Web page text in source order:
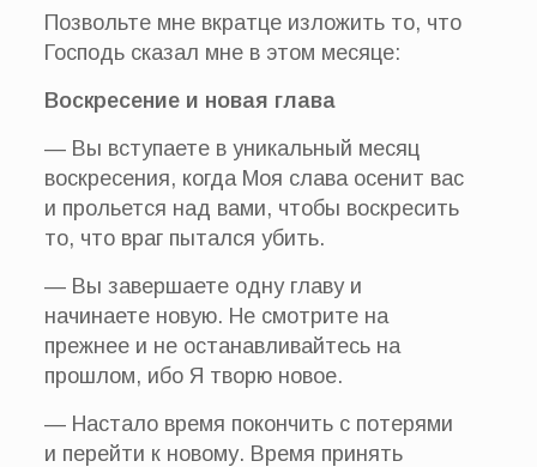
Позвольте мне вкратце изложить то, что
Господь сказал мне в этом месяце:
Воскресение и новая глава
— Вы вступаете в уникальный месяц
воскресения, когда Моя слава осенит вас
и прольется над вами, чтобы воскресить
то, что враг пытался убить.
— Вы завершаете одну главу и
начинаете новую. Не смотрите на
прежнее и не останавливайтесь на
прошлом, ибо Я творю новое.
— Настало время покончить с потерями
и перейти к новому. Время принять